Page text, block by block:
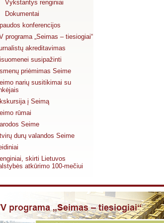
Vykstantys renginiai
Dokumentai
konferencijos
programa „Seimas – tiesiogiai“
akreditavimas
susipažinti
priėmimas Seime
narių susitikimai su
į Seimą
rūmai
Seime
durų valandos Seime
skirti Lietuvos
atkūrimo 100-mečiui